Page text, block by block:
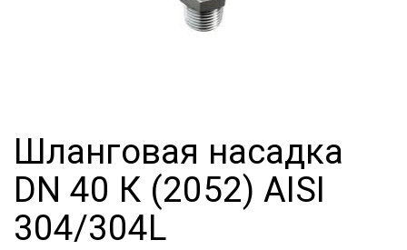
Шланговая насадка
DN 40 К (2052) AISI
304/304L